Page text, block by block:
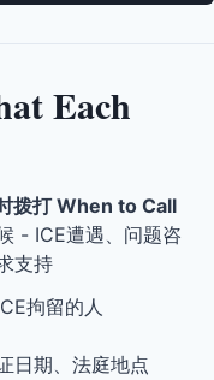
Each
拨打 When to Call
- ICE遭遇、问题咨
支持
拘留的人
日期、法庭地点